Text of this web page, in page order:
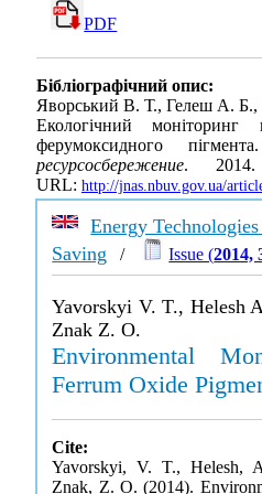
PDF
Бібліографічний опис:
Яворський В. Т., Гелеш А.
Екологічний моніторинг
ферумоксидного
ресурсосбережение.
URL: http://jnas.nbuv.gov.ua/
Energy
Saving / Issue (2014,
Yavorskyi V. T., Helesh
Znak Z. O.
Environmental
Ferrum Oxide
Cite:
Yavorskyi, V. T., Helesh,
Znak, Z. O. (2014).